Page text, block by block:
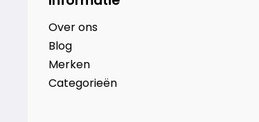
Over ons
Blog
Merken
Categorieën